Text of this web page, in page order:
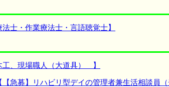
士・作業療法士・言語聴覚士】
、現場職人（大道具） 】
急募】リハビリ型デイの管理者兼生活相談員（